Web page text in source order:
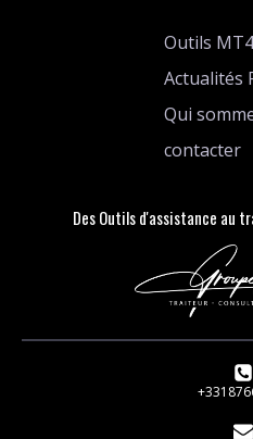
Outils MT4
Actualités
Qui
contacter
Des Outils d'assistance au